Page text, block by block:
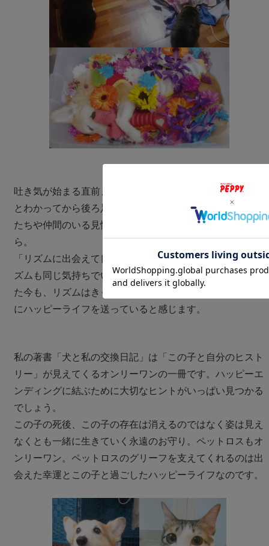
吐き気が始まる直前までいつもの日常だったリズム。ＤＭ
とわかってから後ろ足は不便になっても、リズムとして娘
たちや仲間のいる見慣れた景色の中で生きてこられたか
ら。
「リズムに出会えて良かった！」と私たちが思うようにリ
ズムも同じ気持ちでいてくれるのではないかな。8年経っ
た今も、リズムはきっと私たちのいるホームを拠点に自由
にハッピーライフを送っていると感じます。
私の著書「犬と私の交換日記」は「この子と自分のヒスト
リー」が見えてくるオンリーワンの一冊です。ハッピーエ
ンディングに結ぶために大切なヒントがいっぱい見つかる
でしょう。
この子の死後、この子の存在は消えるのではなく姿は見え
なくとも一緒に生きていく永遠のお守り。ペットロスもオ
ンリーワン。ペットロスのグリーフを支えてくれるのは出
会えた幸運とこの子と過ごしたハッピーライフなのです。